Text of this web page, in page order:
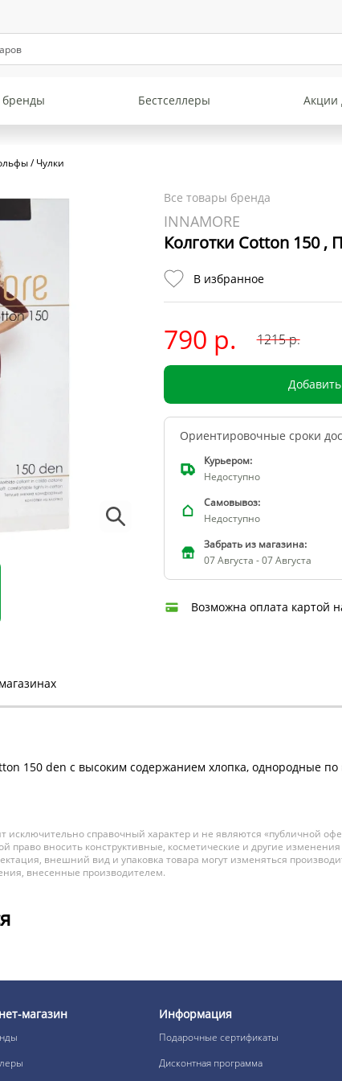
бренды Бестселлеры Акции
/ Чулки
Все товары бренда
INNAMORE
Колготки Cotton 150 ,
В избранное
790 р. 1215р.
Ориентировочные сроки
Курьером:
Недоступно
Самовывоз:
Недоступно
Забрать из магазина:
07 Августа - 07 Августа
Возможна оплата картой
150 den с высоким содержанием хлопка, однородные
справочный характер и не являются «публичной
право вносить конструктивные, косметические и другие
внешний вид и упаковка товара могут изменяться
внесенные производителем.
магазин Информация
Подарочные сертификаты
Дисконтная программа